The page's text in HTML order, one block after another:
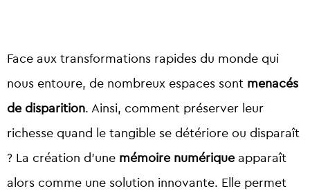
Face aux transformations rapides du monde qui
nous entoure, de nombreux espaces sont menacés
de disparition. Ainsi, comment préserver leur
richesse quand le tangible se détériore ou disparaît
? La création d’une mémoire numérique apparaît
alors comme une solution innovante. Elle permet